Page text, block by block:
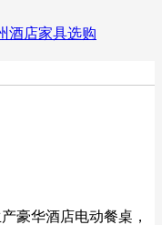
酒店家具选购
豪华酒店电动餐桌，